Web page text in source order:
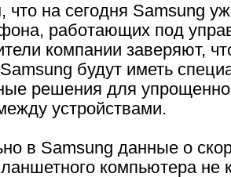
на сегодня Samsung
работающих под
компании заверяют,
будут иметь
решения для
устройствами.
в Samsung данные о
компьютера не